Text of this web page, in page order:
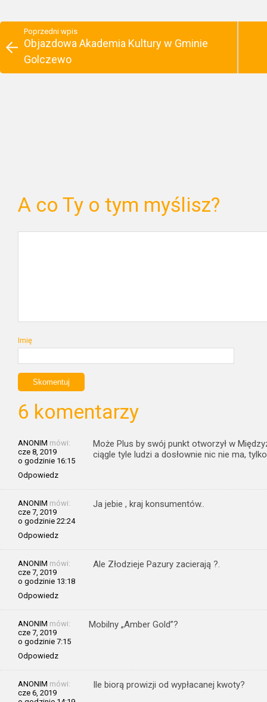
Poprzedni wpis
Objazdowa Akademia Kultury w Gminie
Golczewo
A co Ty o tym myślisz?
Imię
6 komentarzy
ANONIM mówi:
cze 8, 2019
o godzinie 16:15
Odpowiedz
Może Plus by swój punkt otworzył w
ciągle tyle ludzi a dosłownie nic nie ma,
ANONIM mówi:
cze 7, 2019
o godzinie 22:24
Odpowiedz
Ja jebie , kraj konsumentów..
ANONIM mówi:
cze 7, 2019
o godzinie 13:18
Odpowiedz
Ale Złodzieje Pazury zacierają ?.
ANONIM mówi:
cze 7, 2019
o godzinie 7:15
Odpowiedz
Mobilny „Amber Gold”?
ANONIM mówi:
cze 6, 2019
Ile biorą prowizji od wypłacanej kwoty?